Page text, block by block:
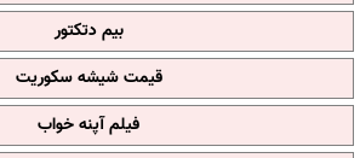
بیم دتکتور
قیمت شیشه سکوریت
فیلم آپنه خواب